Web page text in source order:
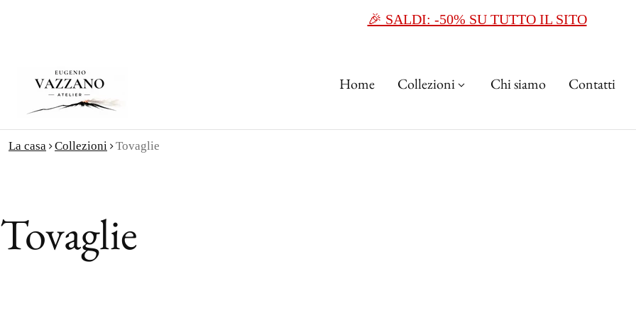
🎉 SALDI: -50% SU TUTTO IL SITO
Home Collezioni Chi siamo Contatti
La casa Collezioni Tovaglie
Tovaglie